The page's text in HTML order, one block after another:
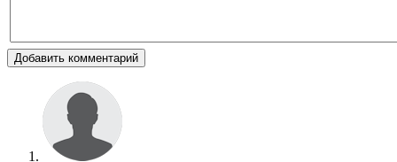
Добавить комментарий